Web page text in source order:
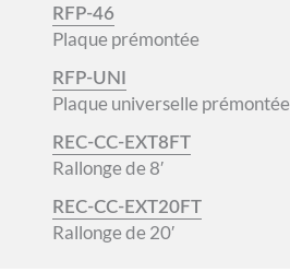
RFP-46
Plaque prémontée
RFP-UNI
Plaque universelle prémontée
REC-CC-EXT8FT
Rallonge de 8′
REC-CC-EXT20FT
Rallonge de 20′